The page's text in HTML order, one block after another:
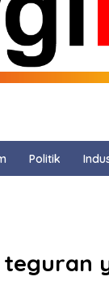
Politik